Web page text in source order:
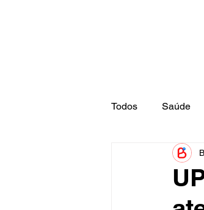
Todos Saúde
Informe
Acidente